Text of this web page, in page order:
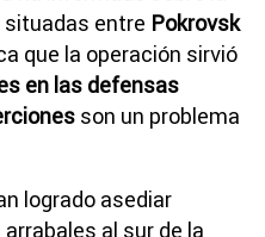
entre Pokrovsk
que la operación sirvió
en las defensas
son un problema
logrado asediar
al sur de la